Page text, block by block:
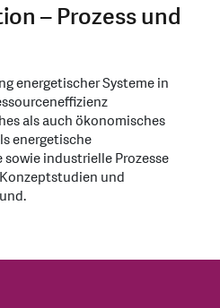
– Prozess und
energetischer Systeme in
als auch ökonomisches
energetische
sowie industrielle Prozesse
und